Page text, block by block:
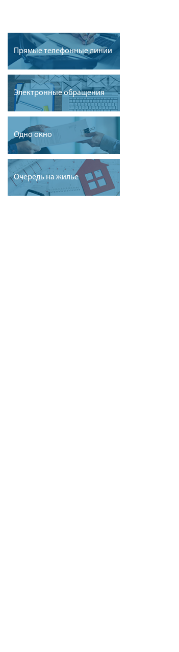
Прямые телефонные линии
Электронные обращения
Одно окно
Очередь на жилье